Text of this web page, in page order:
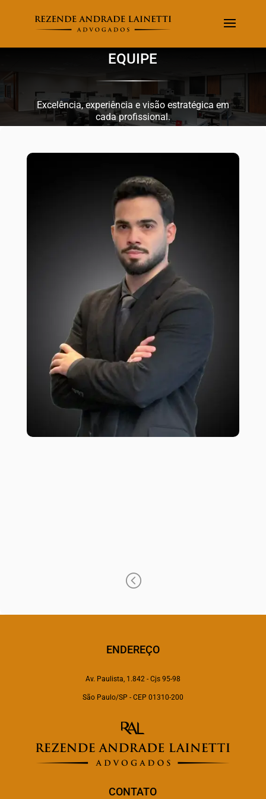
EQUIPE
Excelência, experiência e visão estratégica em
cada profissional.
<
ENDEREÇO
Av. Paulista, 1.842 - Cjs 95-98
São Paulo/SP - CEP 01310-200
CONTATO